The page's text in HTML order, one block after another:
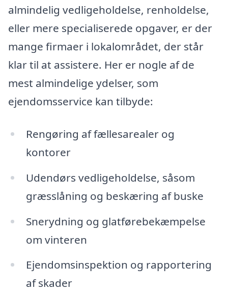
almindelig vedligeholdelse, renholdelse,
eller mere specialiserede opgaver, er der
mange firmaer i lokalområdet, der står
klar til at assistere. Her er nogle af de
mest almindelige ydelser, som
ejendomsservice kan tilbyde:
Rengøring af fællesarealer og
kontorer
Udendørs vedligeholdelse, såsom
græsslåning og beskæring af buske
Snerydning og glatførebekæmpelse
om vinteren
Ejendomsinspektion og rapportering
af skader